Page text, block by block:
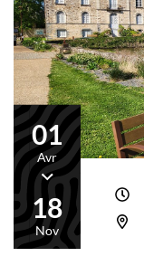
Du
01
Avr
18
Nov